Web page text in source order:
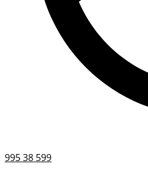
995 38 599